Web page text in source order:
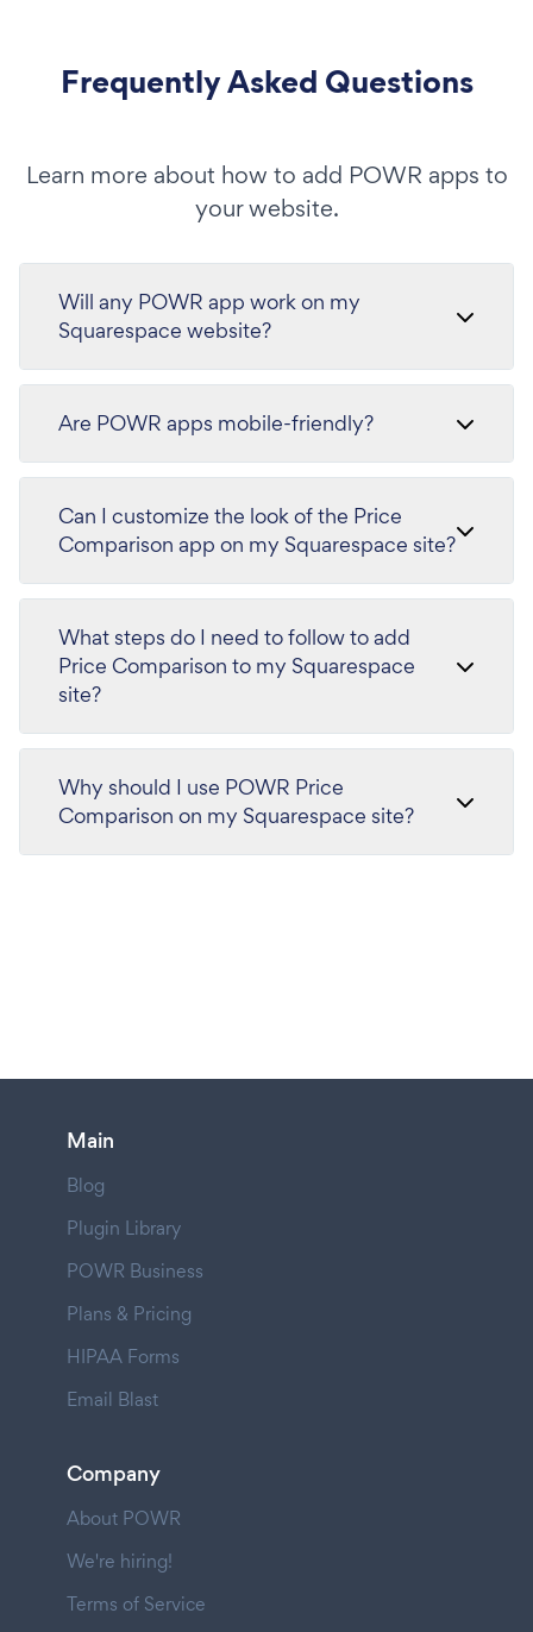
Frequently Asked Questions
Learn more about how to add POWR apps to
your website.
Will any POWR app work on my
Squarespace website?
Are POWR apps mobile-friendly?
Can I customize the look of the Price
Comparison app on my Squarespace site?
What steps do I need to follow to add
Price Comparison to my Squarespace
site?
Why should I use POWR Price
Comparison on my Squarespace site?
Main
Blog
Plugin Library
POWR Business
Plans & Pricing
HIPAA Forms
Email Blast
Company
About POWR
We're hiring!
Terms of Service